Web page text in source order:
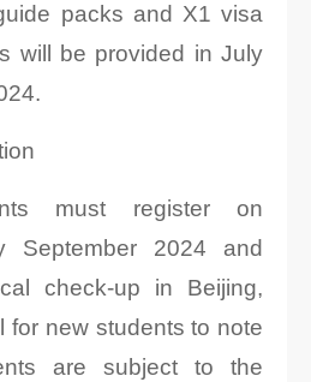
packs and X1 visa
will be provided in July
must register on
September 2024 and
check-up in Beijing,
for new students to note
are subject to the